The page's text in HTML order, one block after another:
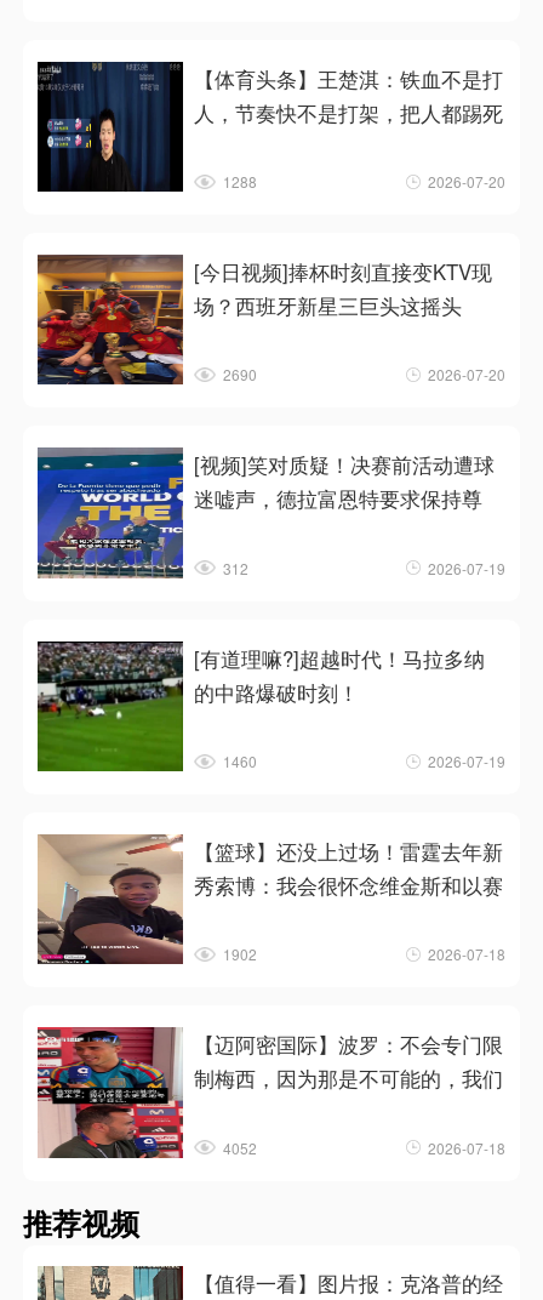
【体育头条】王楚淇：铁血不是打
人，节奏快不是打架，把人都踢死
1288 2026-07-20
[今日视频]捧杯时刻直接变KTV现
场？西班牙新星三巨头这摇头
2690 2026-07-20
[视频]笑对质疑！决赛前活动遭球
迷嘘声，德拉富恩特要求保持尊
312 2026-07-19
[有道理嘛?]超越时代！马拉多纳
的中路爆破时刻！
1460 2026-07-19
【篮球】还没上过场！雷霆去年新
秀索博：我会很怀念维金斯和以赛
1902 2026-07-18
【迈阿密国际】波罗：不会专门限
制梅西，因为那是不可能的，我们
4052 2026-07-18
推荐视频
【值得一看】图片报：克洛普的经